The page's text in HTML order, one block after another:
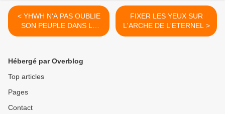
< YHWH N'A PAS OUBLIE
SON PEUPLE DANS LE
DESERT (2)
FIXER LES YEUX SUR
L'ARCHE DE L'ETERNEL >
Hébergé par Overblog
Top articles
Pages
Contact